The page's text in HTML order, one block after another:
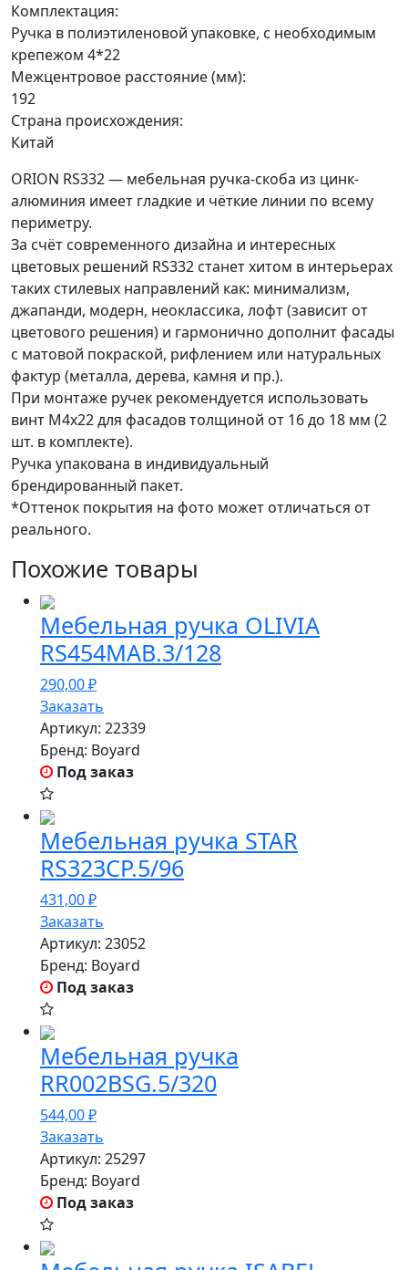
Комплектация:
Ручка в полиэтиленовой упаковке, с необходимым
крепежом 4*22
Межцентровое расстояние (мм):
192
Страна происхождения:
Китай
ORION RS332 — мебельная ручка-скоба из цинк-
алюминия имеет гладкие и чёткие линии по всему
периметру.
За счёт современного дизайна и интересных
цветовых решений RS332 станет хитом в интерьерах
таких стилевых направлений как: минимализм,
джапанди, модерн, неоклассика, лофт (зависит от
цветового решения) и гармонично дополнит фасады
с матовой покраской, рифлением или натуральных
фактур (металла, дерева, камня и пр.).
При монтаже ручек рекомендуется использовать
винт M4x22 для фасадов толщиной от 16 до 18 мм (2
шт. в комплекте).
Ручка упакована в индивидуальный
брендированный пакет.
*Оттенок покрытия на фото может отличаться от
реального.
Похожие товары
Мебельная ручка OLIVIA
RS454MAB.3/128
290,00₽
Заказать
Артикул: 22339
Бренд: Boyard
Под заказ
Мебельная ручка STAR
RS323CP.5/96
431,00₽
Заказать
Артикул: 23052
Бренд: Boyard
Под заказ
Мебельная ручка
RR002BSG.5/320
544,00₽
Заказать
Артикул: 25297
Бренд: Boyard
Под заказ